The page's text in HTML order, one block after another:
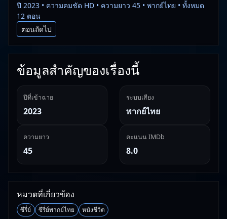
ปี 2023 • ความคมชัด HD • ความยาว 45 • พากย์ไทย • ทั้งหมด
12 ตอน
ตอนถัดไป
ข้อมูลสำคัญของเรื่องนี้
ปีที่เข้าฉาย
2023
ระบบเสียง
พากย์ไทย
ความยาว
45
คะแนน IMDb
8.0
หมวดที่เกี่ยวข้อง
ซีรี่ย์ ซีรี่ย์พากย์ไทย หนังชีวิต